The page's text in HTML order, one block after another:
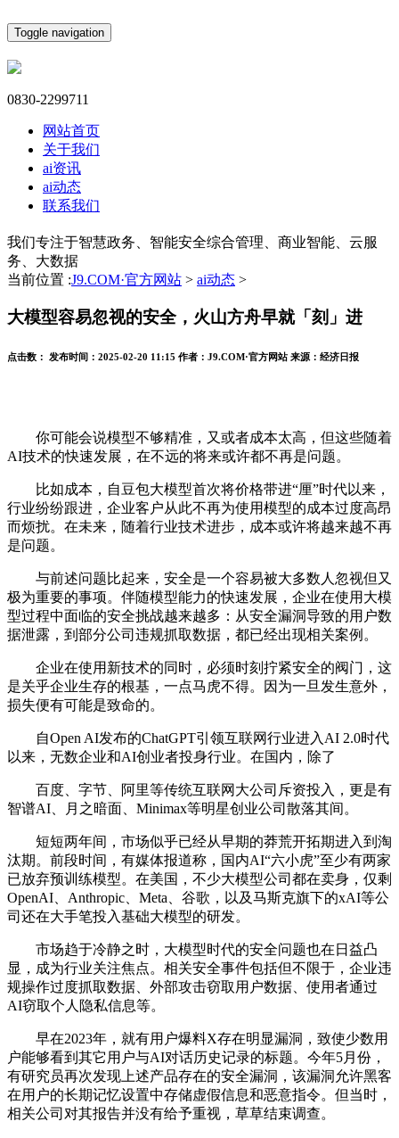
Toggle navigation
0830-2299711
网站首页
关于我们
ai资讯
ai动态
联系我们
我们专注于智慧政务、智能安全综合管理、商业智能、云服
务、大数据
当前位置 :J9.COM·官方网站 > ai动态 >
大模型容易忽视的安全，火山方舟早就「刻」进
点击数： 发布时间： 2025-02-20 11:15 作者： J9.COM·官方网站 来源： 经济日报
你可能会说模型不够精准，又或者成本太高，但这些随着
AI技术的快速发展，在不远的将来或许都不再是问题。
比如成本，自豆包大模型首次将价格带进“厘”时代以来，
行业纷纷跟进，企业客户从此不再为使用模型的成本过度高昂
而烦扰。在未来，随着行业技术进步，成本或许将越来越不再
是问题。
与前述问题比起来，安全是一个容易被大多数人忽视但又
极为重要的事项。伴随模型能力的快速发展，企业在使用大模
型过程中面临的安全挑战越来越多：从安全漏洞导致的用户数
据泄露，到部分公司违规抓取数据，都已经出现相关案例。
企业在使用新技术的同时，必须时刻拧紧安全的阀门，这
是关乎企业生存的根基，一点马虎不得。因为一旦发生意外，
损失便有可能是致命的。
自Open AI发布的ChatGPT引领互联网行业进入AI 2.0时代
以来，无数企业和AI创业者投身行业。在国内，除了
百度、字节、阿里等传统互联网大公司斥资投入，更是有
智谱AI、月之暗面、Minimax等明星创业公司散落其间。
短短两年间，市场似乎已经从早期的莽荒开拓期进入到淘
汰期。前段时间，有媒体报道称，国内AI“六小虎”至少有两家
已放弃预训练模型。在美国，不少大模型公司都在卖身，仅剩
OpenAI、Anthropic、Meta、谷歌，以及马斯克旗下的xAI等公
司还在大手笔投入基础大模型的研发。
市场趋于冷静之时，大模型时代的安全问题也在日益凸
显，成为行业关注焦点。相关安全事件包括但不限于，企业违
规操作过度抓取数据、外部攻击窃取用户数据、使用者通过
AI窃取个人隐私信息等。
早在2023年，就有用户爆料X存在明显漏洞，致使少数用
户能够看到其它用户与AI对话历史记录的标题。今年5月份，
有研究员再次发现上述产品存在的安全漏洞，该漏洞允许黑客
在用户的长期记忆设置中存储虚假信息和恶意指令。但当时，
相关公司对其报告并没有给予重视，草草结束调查。